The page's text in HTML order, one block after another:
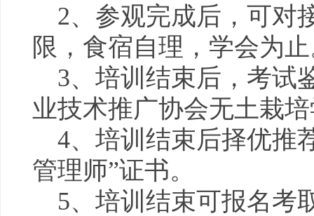
2、参观完成后，可对
限，食宿自理，学会为
3、培训结束后，考试
业技术推广协会无土栽
4、培训结束后择优推
管理师”证书。
5、培训结束可报名考